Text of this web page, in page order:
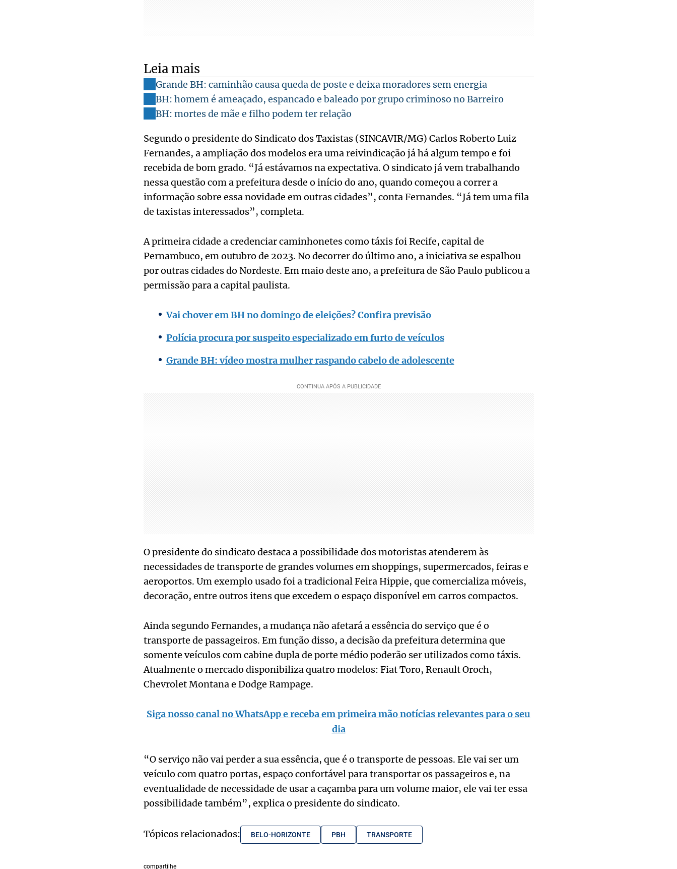
Leia mais
Grande BH: caminhão causa queda de poste e deixa moradores sem energia
BH: homem é ameaçado, espancado e baleado por grupo criminoso no Barreiro
BH: mortes de mãe e filho podem ter relação
Segundo o presidente do Sindicato dos Taxistas (SINCAVIR/MG) Carlos Roberto Luiz
Fernandes, a ampliação dos modelos era uma reivindicação já há algum tempo e foi
recebida de bom grado. “Já estávamos na expectativa. O sindicato já vem trabalhando
nessa questão com a prefeitura desde o início do ano, quando começou a correr a
informação sobre essa novidade em outras cidades”, conta Fernandes. “Já tem uma fila
de taxistas interessados”, completa.
A primeira cidade a credenciar caminhonetes como táxis foi Recife, capital de
Pernambuco, em outubro de 2023. No decorrer do último ano, a iniciativa se espalhou
por outras cidades do Nordeste. Em maio deste ano, a prefeitura de São Paulo publicou a
permissão para a capital paulista.
Vai chover em BH no domingo de eleições? Confira previsão
Polícia procura por suspeito especializado em furto de veículos
Grande BH: vídeo mostra mulher raspando cabelo de adolescente
O presidente do sindicato destaca a possibilidade dos motoristas atenderem às
necessidades de transporte de grandes volumes em shoppings, supermercados, feiras e
aeroportos. Um exemplo usado foi a tradicional Feira Hippie, que comercializa móveis,
decoração, entre outros itens que excedem o espaço disponível em carros compactos.
Ainda segundo Fernandes, a mudança não afetará a essência do serviço que é o
transporte de passageiros. Em função disso, a decisão da prefeitura determina que
somente veículos com cabine dupla de porte médio poderão ser utilizados como táxis.
Atualmente o mercado disponibiliza quatro modelos: Fiat Toro, Renault Oroch,
Chevrolet Montana e Dodge Rampage.
Siga nosso canal no WhatsApp e receba em primeira mão notícias relevantes para o seu
dia
“O serviço não vai perder a sua essência, que é o transporte de pessoas. Ele vai ser um
veículo com quatro portas, espaço confortável para transportar os passageiros e, na
eventualidade de necessidade de usar a caçamba para um volume maior, ele vai ter essa
possibilidade também”, explica o presidente do sindicato.
Tópicos relacionados: BELO-HORIZONTE PBH TRANSPORTE
compartilhe